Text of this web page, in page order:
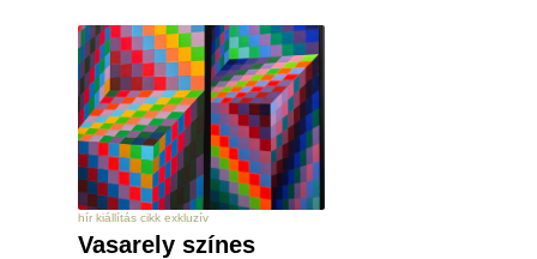
hír kiállítás cikk exkluzív
Vasarely színes